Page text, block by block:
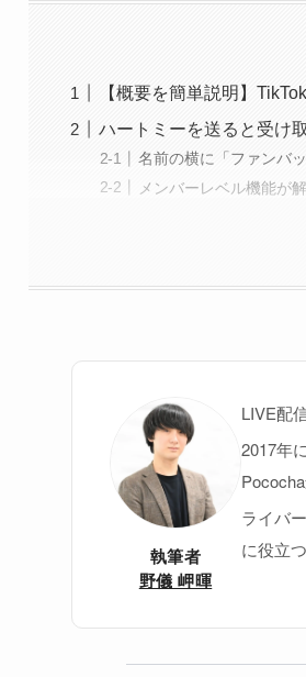
【概要を簡単説明】
ハートミーを送ると受け
名前の横に「ファンバ
メンバーレベル機能が
執筆者
野儀 岬暉
LIVE配
2017年
ライバ
に役立